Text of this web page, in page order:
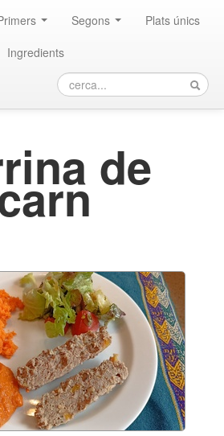
Primers Segons
Plats únics
Ingredients
de